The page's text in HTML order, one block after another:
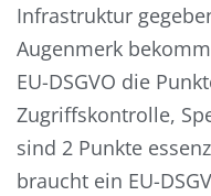
Infrastruktur
Augenmerk
EU-DSGVO die
Zugriffskontrolle,
sind 2 Punkte
braucht ein EU-